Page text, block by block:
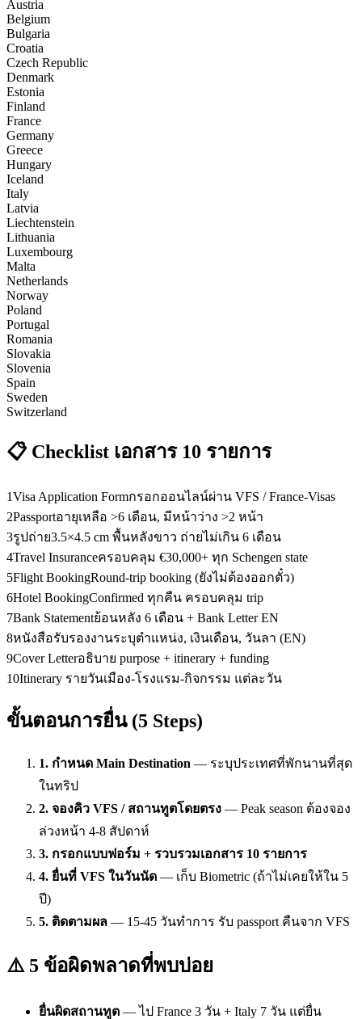
Austria
Belgium
Bulgaria
Croatia
Czech Republic
Denmark
Estonia
Finland
France
Germany
Greece
Hungary
Iceland
Italy
Latvia
Liechtenstein
Lithuania
Luxembourg
Malta
Netherlands
Norway
Poland
Portugal
Romania
Slovakia
Slovenia
Spain
Sweden
Switzerland
📋 Checklist เอกสาร 10 รายการ
1Visa Application Formกรอกออนไลน์ผ่าน VFS / France-Visas
2Passportอายุเหลือ >6 เดือน, มีหน้าว่าง >2 หน้า
3รูปถ่าย3.5×4.5 cm พื้นหลังขาว ถ่ายไม่เกิน 6 เดือน
4Travel Insuranceครอบคลุม €30,000+ ทุก Schengen state
5Flight BookingRound-trip booking (ยังไม่ต้องออกตั๋ว)
6Hotel BookingConfirmed ทุกคืน ครอบคลุม trip
7Bank Statementย้อนหลัง 6 เดือน + Bank Letter EN
8หนังสือรับรองงานระบุตำแหน่ง, เงินเดือน, วันลา (EN)
9Cover Letterอธิบาย purpose + itinerary + funding
10Itinerary รายวันเมือง-โรงแรม-กิจกรรม แต่ละวัน
ขั้นตอนการยื่น (5 Steps)
1. กำหนด Main Destination — ระบุประเทศที่พักนานที่สุด
ในทริป
2. จองคิว VFS / สถานทูตโดยตรง — Peak season ต้องจอง
ล่วงหน้า 4-8 สัปดาห์
3. กรอกแบบฟอร์ม + รวบรวมเอกสาร 10 รายการ
4. ยื่นที่ VFS ในวันนัด — เก็บ Biometric (ถ้าไม่เคยให้ใน 5
ปี)
5. ติดตามผล — 15-45 วันทำการ รับ passport คืนจาก VFS
⚠️ 5 ข้อผิดพลาดที่พบบ่อย
ยื่นผิดสถานทูต — ไป France 3 วัน + Italy 7 วัน แต่ยื่น